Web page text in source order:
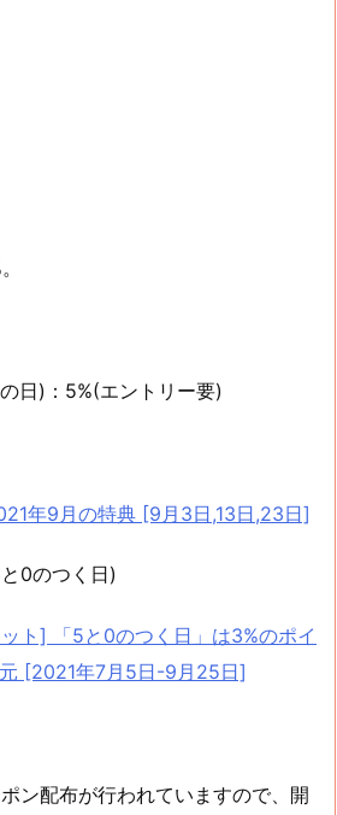
日)：5%(エントリー要)
年9月の特典 [9月3日,13日,23日]
0のつく日)
ト] 「5と0のつく日」は3%のポイ
[2021年7月5日-9月25日]
ン配布が行われていますので、開